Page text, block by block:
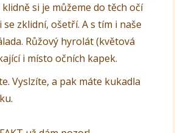
si je můžeme do těch očí
se zklidní, ošetří. A s tím i naše
Růžový hyrolát (květová
i místo očních kapek.
Vyslzíte, a pak máte kukadla